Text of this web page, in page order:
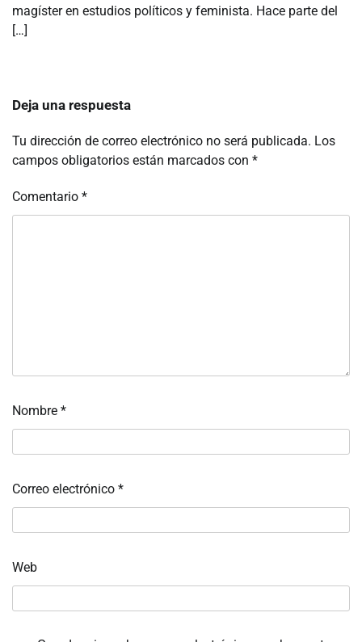
magíster en estudios políticos y feminista. Hace parte del
[…]
Deja una respuesta
Tu dirección de correo electrónico no será publicada. Los
campos obligatorios están marcados con *
Comentario *
Nombre *
Correo electrónico *
Web